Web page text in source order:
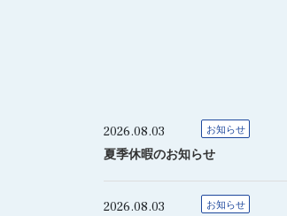
2026.08.03 お知らせ
夏季休暇のお知らせ
2026.08.03 お知らせ